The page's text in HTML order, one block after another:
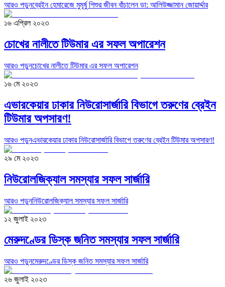
আরও পড়ুনব্রেইন হেমারেজে মুমূর্ষু শিশুর জীবন বাঁচালেন ডা: আলিউজ্জামান জোয়ার্দ্দার
১৬ এপ্রিল ২০২৩
চোখের নালীতে টিউমার এর সফল অপারেশন
আরও পড়ুনচোখের নালীতে টিউমার এর সফল অপারেশন
১৬ মে ২০২৩
এভারকেয়ার ঢাকার নিউরোসার্জারি বিভাগে তরুণের ব্রেইন
টিউমার অপসারণ!
আরও পড়ুনএভারকেয়ার ঢাকার নিউরোসার্জারি বিভাগে তরুণের ব্রেইন টিউমার অপসারণ!
২৯ মে ২০২৩
নিউরোলজিক্যাল সমস্যার সফল সার্জারি
আরও পড়ুননিউরোলজিক্যাল সমস্যার সফল সার্জারি
১২ জুলাই ২০২৩
মেরুদণ্ডের ডিস্ক জনিত সমস্যার সফল সার্জারি
আরও পড়ুনমেরুদণ্ডের ডিস্ক জনিত সমস্যার সফল সার্জারি
২৬ জুলাই ২০২৩